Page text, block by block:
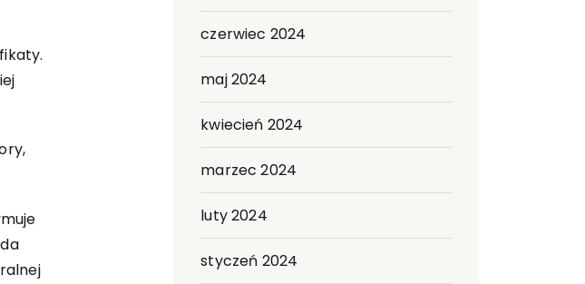
czerwiec 2024
maj 2024
kwiecień 2024
marzec 2024
luty 2024
styczeń 2024